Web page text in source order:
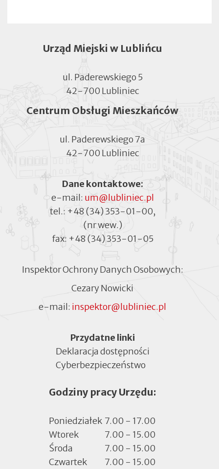
Urząd Miejski w Lublińcu
ul. Paderewskiego 5
42-700 Lubliniec
Centrum Obsługi Mieszkańców
ul. Paderewskiego 7a
42-700 Lubliniec
Dane kontaktowe:
e-mail: um@lubliniec.pl
tel.: +48 (34) 353-01-00,
(nr wew.)
fax: +48 (34) 353-01-05
Inspektor Ochrony Danych Osobowych:
Cezary Nowicki
e-mail: inspektor@lubliniec.pl
MenuPrzydatne linki
Deklaracja dostępności
Cyberbezpieczeństwo
w
zakładce
Godziny pracy Urzędu:
Poniedziałek 7.00 - 17.00
Wtorek
7.00 - 15.00
Środa
7.00 - 15.00
Czwartek
7.00 - 15.00